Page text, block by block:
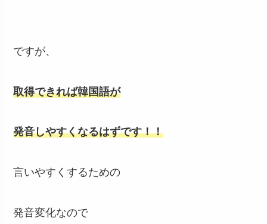
ですが、
取得できれば韓国語が
発音しやすくなるはずです！！
言いやすくするための
発音変化なので